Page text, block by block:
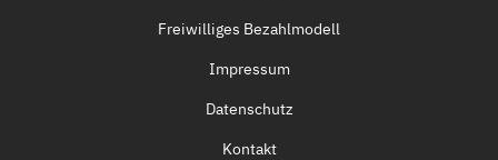
Freiwilliges Bezahlmodell
Impressum
Datenschutz
Kontakt